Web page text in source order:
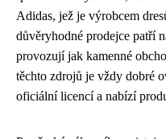
Adidas, jež je výrobcem
důvěryhodné prodejce patří
provozují jak kamenné
těchto zdrojů je vždy dobré
oficiální licencí a nabízí